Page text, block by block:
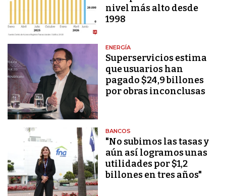
nivel más alto desde
1998
ENERGÍA
Superservicios estima
que usuarios han
pagado $24,9 billones
por obras inconclusas
BANCOS
"No subimos las tasas y
aún así logramos unas
utilidades por $1,2
billones en tres años"